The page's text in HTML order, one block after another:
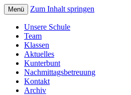
Volksschule Bad
Menü Zum Inhalt springen
Unsere Schule
Team
Klassen
Aktuelles
Kunterbunt
Nachmittagsbetreuung
Kontakt
Archiv